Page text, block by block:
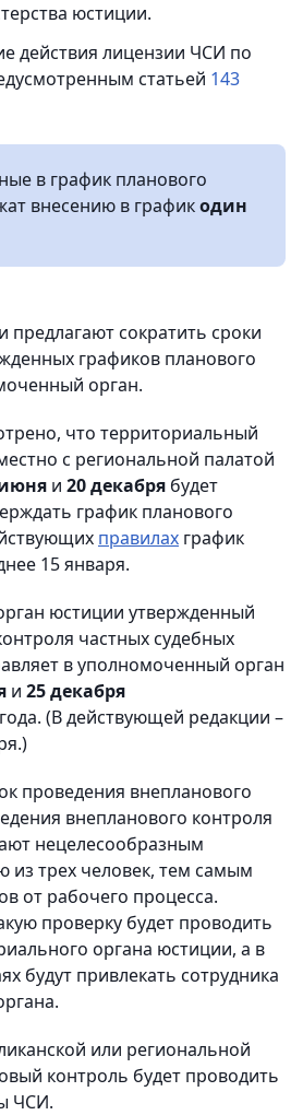
юстиции.
действия лицензии ЧСИ по
статьей 143
в график планового
внесению в графикодин
предлагают сократить сроки
графиков планового
орган.
что территориальный
с региональной палатой
и 20 декабря будет
график планового
правилах график
15 января.
юстиции утвержденный
частных судебных
в уполномоченный орган
и 25 декабря
(В действующей редакции –
проведения внепланового
внепланового контроля
нецелесообразным
из трех человек, тем самым
от рабочего процесса.
проверку будет проводить
органа юстиции, а в
будут привлекать сотрудника
или региональной
контроль будет проводить
ЧСИ.